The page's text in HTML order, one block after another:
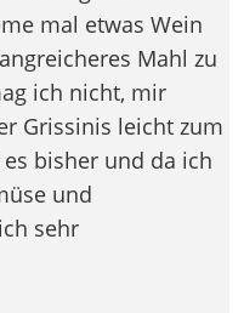
mal etwas Wein
Mahl zu
ich nicht, mir
Grissinis leicht zum
bisher und da ich
und
sehr